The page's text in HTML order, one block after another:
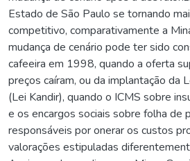
Estado de São Paulo se tornando
competitivo, comparativamente a
mudança de cenário pode ter sido
cafeeira em 1998, quando a oferta
preços caíram, ou da implantação da
(Lei Kandir), quando o ICMS sobre
e os encargos sociais sobre folha de
responsáveis por onerar os custos
valorações estipuladas